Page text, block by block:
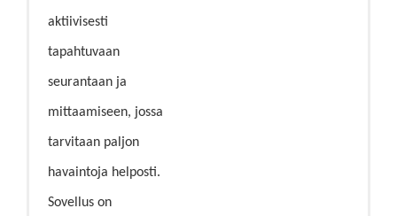
aktiivisesti
tapahtuvaan
seurantaan ja
mittaamiseen, jossa
tarvitaan paljon
havaintoja helposti.
Sovellus on